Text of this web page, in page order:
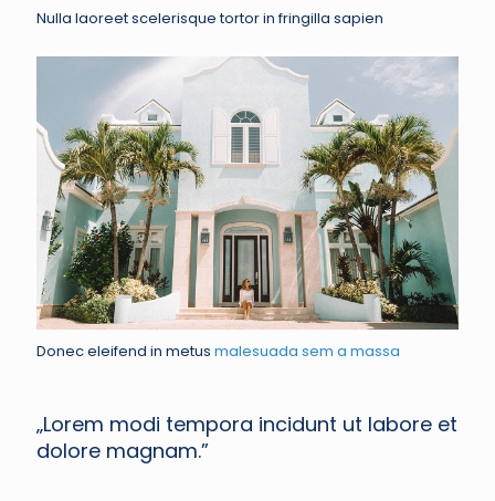
Nulla laoreet scelerisque tortor in fringilla sapien
Donec eleifend in metus malesuada sem a massa
„Lorem modi tempora incidunt ut labore et
dolore magnam.”